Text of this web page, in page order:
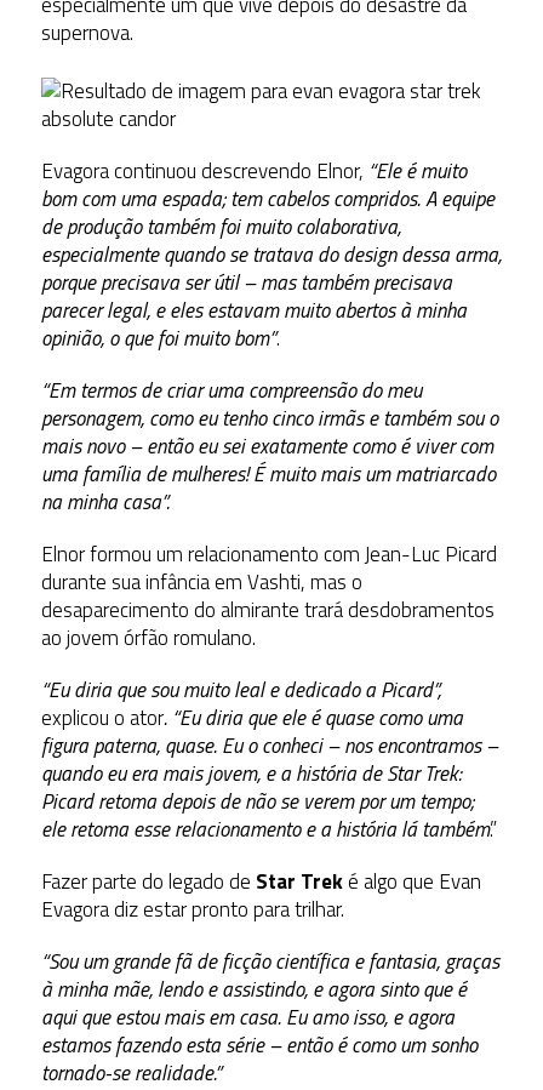
supernova.
Evagora continuou descrevendo Elnor, “Ele é muito
bom com uma espada; tem cabelos compridos. A equipe
de produção também foi muito colaborativa,
especialmente quando se tratava do design dessa arma,
porque precisava ser útil – mas também precisava
parecer legal, e eles estavam muito abertos à minha
opinião, o que foi muito bom”.
“Em termos de criar uma compreensão do meu
personagem, como eu tenho cinco irmãs e também sou o
mais novo – então eu sei exatamente como é viver com
uma família de mulheres! É muito mais um matriarcado
na minha casa”.
Elnor formou um relacionamento com Jean-Luc Picard
durante sua infância em Vashti, mas o
desaparecimento do almirante trará desdobramentos
ao jovem órfão romulano.
“Eu diria que sou muito leal e dedicado a Picard”,
explicou o ator. “Eu diria que ele é quase como uma
figura paterna, quase. Eu o conheci – nos encontramos –
quando eu era mais jovem, e a história de Star Trek:
Picard retoma depois de não se verem por um tempo;
ele retoma esse relacionamento e a história lá também.”
Fazer parte do legado de Star Treké algo que Evan
Evagora diz estar pronto para trilhar.
“Sou um grande fã de ficção científica e fantasia, graças
à minha mãe, lendo e assistindo, e agora sinto que é
aqui que estou mais em casa. Eu amo isso, e agora
estamos fazendo esta série – então é como um sonho
tornado-se realidade.”